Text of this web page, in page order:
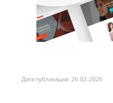
Дата публикации: 26-02-2026